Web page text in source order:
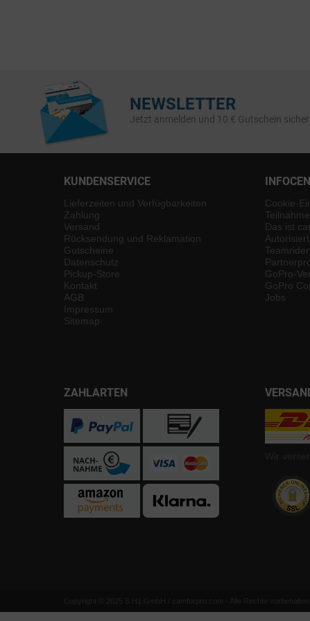
NEWSLETTER
Jetzt anmelden und 10 € Gutschein
KUNDENSERVICE
Lieferzeiten und Verfügbarkeiten
Zahlung
Versand
Rücksendung und Reklamation
Gutscheine
Datenschutz
Pickup-Store
Kontakt
AGB
Impressum
Sitemap
Cookie-
Das ist
Teamrider
GoPro-
GoPro
Jobs
ZAHLARTEN
Copyright © 2025 S.H1 GmbH / camforpro.com - Alle Rechte vorbehalten